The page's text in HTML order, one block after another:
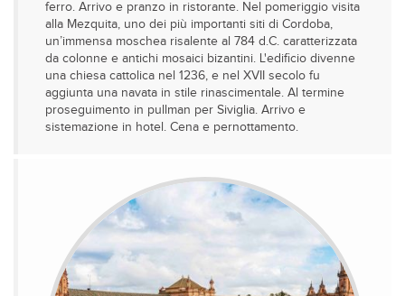
ferro. Arrivo e pranzo in ristorante. Nel pomeriggio visita
alla Mezquita, uno dei più importanti siti di Cordoba,
un’immensa moschea risalente al 784 d.C. caratterizzata
da colonne e antichi mosaici bizantini. L'edificio divenne
una chiesa cattolica nel 1236, e nel XVII secolo fu
aggiunta una navata in stile rinascimentale. Al termine
proseguimento in pullman per Siviglia. Arrivo e
sistemazione in hotel. Cena e pernottamento.